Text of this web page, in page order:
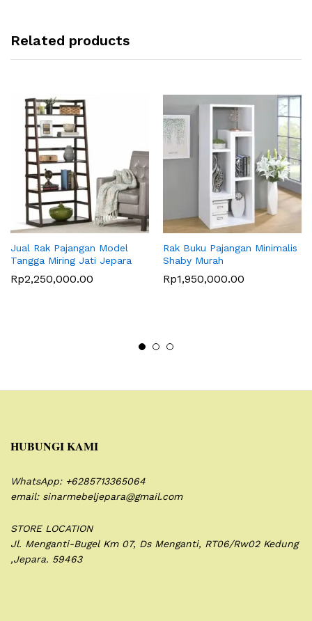
Related products
Jual Rak Pajangan Model
Tangga Miring Jati Jepara
Rp2,250,000.00
Rak Buku Pajangan Minimalis
Shaby Murah
Rp1,950,000.00
HUBUNGI KAMI
WhatsApp: +6285713365064
email: sinarmebeljepara@gmail.com
STORE LOCATION
Jl. Menganti-Bugel Km 07, Ds Menganti, RT06/Rw02 Kedung
,Jepara. 59463